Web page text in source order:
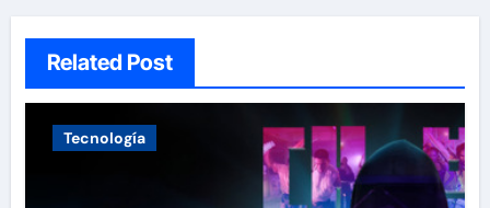
Related Post
Tecnología